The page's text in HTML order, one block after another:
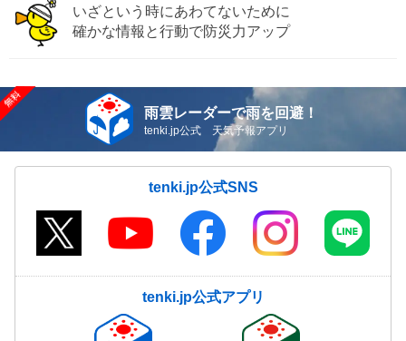
いざという時にあわてないために
確かな情報と行動で防災力アップ
雨雲レーダーで雨を回避！
tenki.jp公式 天気予報アプリ
tenki.jp公式SNS
tenki.jp公式アプリ